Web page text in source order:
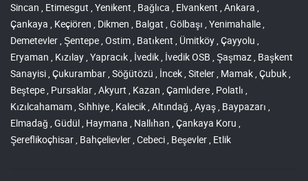
Sincan , Etimesgut , Yenikent , Bağlıca , Elvankent , Ankara ,
Çankaya , Keçiören , Dikmen , Balgat , Gölbaşı , Yenimahalle ,
Demetevler , Şentepe , Ostim , Batıkent , Ümitköy , Çayyolu ,
Eryaman , Kızılay , Yapracık , İvedik , İvedik OSB , Şaşmaz , Başkent
Sanayisi , Çukurambar , Söğütözü , İncek , Siteler , Mamak , Çubuk ,
Beştepe , Pursaklar , Akyurt , Kazan , Çamlıdere , Polatlı ,
Kızılcahamam , Sıhhiye , Kalecik , Altındağ , Ayaş , Baypazarı ,
Elmadağ , Güdül , Haymana , Nallıhan , Çankaya Koru ,
Şereflikoçhisar , Bahçelievler , Cebeci , Beşevler , Etlik